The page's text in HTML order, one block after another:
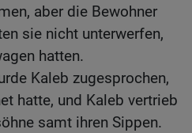
aber die Bewohner
sie nicht unterwerfen,
hatten.
Kaleb zugesprochen,
hatte, und Kaleb vertrieb
samt ihren Sippen.